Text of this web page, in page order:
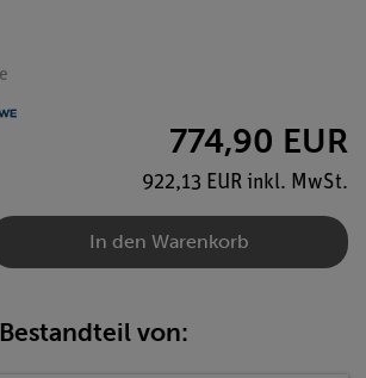
774,90 EUR
922,13 EUR inkl. MwSt.
In den Warenkorb
von: